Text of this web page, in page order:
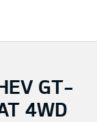
GT-
4WD